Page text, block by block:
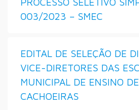
003/2023 – SMEC
EDITAL DE SELEÇÃO DE
VICE-DIRETORES DAS
MUNICIPAL DE ENSINO
CACHOEIRAS